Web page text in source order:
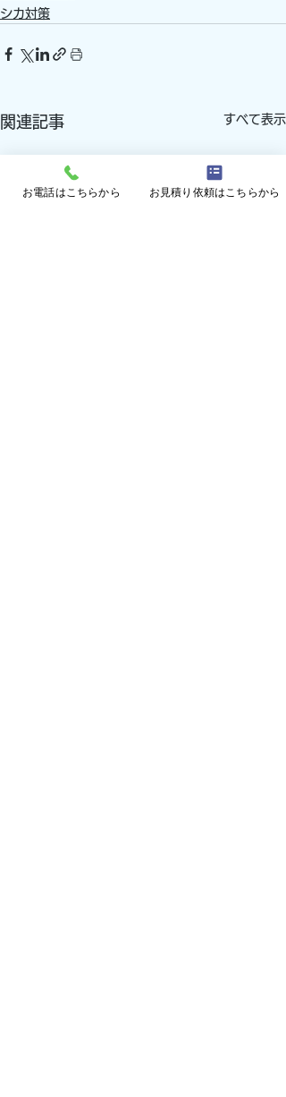
シカ対策
関連記事 すべて表示
お電話はこちらから お見積り依頼はこちらから